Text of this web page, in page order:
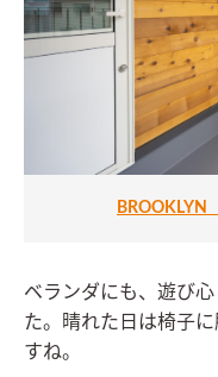
ベランダにも、遊び
た。晴れた日は椅子
すね。